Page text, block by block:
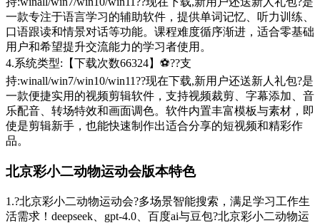
一款专注于语言学习的辅助软件，提供单词记忆、听力训练、
口语跟读和情景对话等功能。课程难度循序渐进，适合零基础
用户和希望提升交流能力的学习者使用。
4.系统类型:【下载次数66324】⚽??支
持:winall/win7/win10/win11??现在下载,新用户还送新人礼包?是
一款便捷实用的视频剪辑软件，支持视频裁剪、字幕添加、音
乐配音、转场特效和画面调色。软件内置丰富模板与素材，即
使是剪辑新手，也能快速制作出适合分享的短视频和精彩作
品。
北京彩小二动物运动会版本特色
1.?北京彩小二动物运动会?多场景智能搜索，满足学习工作生
活需求！deepseek、gpt-4.0、百度ai与豆包?北京彩小二动物运